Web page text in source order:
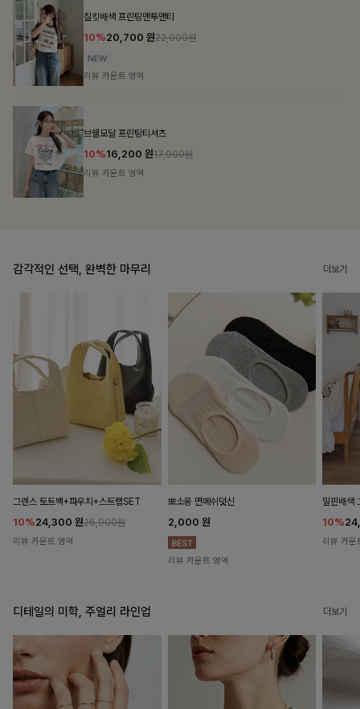
감각적인 선택, 완벽한 마무리 더보기
그렌스 토트백+파우치+스트랩SET
10%24,300 원26,900원
리뷰 카운트 영역
뽀소옹 면메쉬덧신
2,000 원
리뷰 카운트 영역
밀핀배색
10%
리뷰 카운
디테일의 미학, 주얼리 라인업 더보기